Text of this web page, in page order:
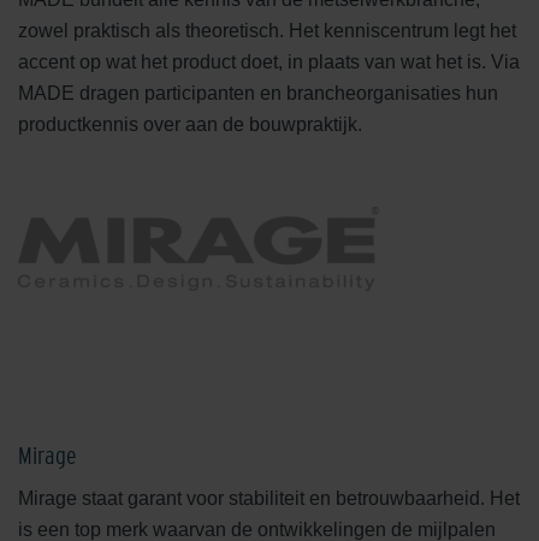
zowel praktisch als theoretisch. Het kenniscentrum legt het
accent op wat het product doet, in plaats van wat het is. Via
MADE dragen participanten en brancheorganisaties hun
productkennis over aan de bouwpraktijk.
Mirage
Mirage staat garant voor stabiliteit en betrouwbaarheid. Het
is een top merk waarvan de ontwikkelingen de mijlpalen